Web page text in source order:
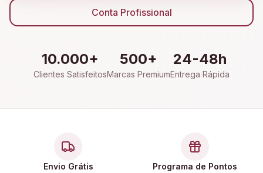
Conta Profissional
10.000+
Clientes Satisfeitos
500+
Marcas Premium
24-48h
Entrega Rápida
Envio Grátis Programa de Pontos